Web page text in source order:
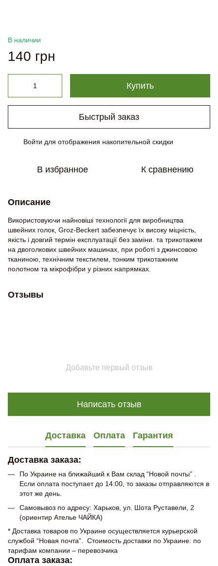
В наличии
140 грн
Купить
Быстрый заказ
Войти для отображения накопительной скидки
В избранное К сравнению
Описание
Використовуючи найновіші технології для виробництва
швейних голок, Groz-Beckert забезпечує їх високу міцність,
якість і довгий термін експлуатації без заміни. та трикотажем
на двоголкових швейних машинах, при роботі з джинсовою
тканиною, технічним текстилем, тонким трикотажним
полотном та мікрофібри у різних напрямках.
Отзывы
Добавьте первый отзыв
Написать отзыв
Доставка Оплата Гарантия
Доставка заказа:
По Украине на ближайший к Вам склад “Новой почты” .
Если оплата поступает до 14:00, то заказы отправляются в
этот же день.
Самовывоз по адресу: Харьков, ул. Шота Руставели, 2
(ориентир Ателье ЧАЙКА)
* Доставка товаров по Украине осуществляется курьерской
службой “Новая почта”. Стоимость доставки по Украине: по
тарифам компании – перевозчика
Оплата заказа: